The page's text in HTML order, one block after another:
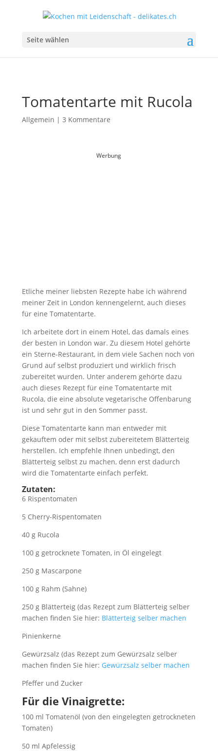
Seite wählen
Tomatentarte mit Rucola
Allgemein | 3 Kommentare
Werbung
Etliche meiner liebsten Rezepte habe ich während
meiner Zeit in London kennengelernt, auch dieses
für eine Tomatentarte.
Ich arbeitete dort in einem Hotel, das damals eines
der besten in London war. Zu diesem Hotel gehörte
ein Sterne-Restaurant, in dem viele Sachen noch von
Grund auf selbst produziert und wirklich frisch
zubereitet wurden. Unter anderem gehörte dazu
auch dieses Rezept für eine Tomatentarte mit
Rucola, die eine absolute vegetarische Offenbarung
ist und sehr gut in den Sommer passt.
Diese Tomatentarte kann man entweder mit
gekauftem oder mit selbst zubereitetem Blätterteig
herstellen. Ich empfehle Ihnen unbedingt, den
Blätterteig selbst zu machen, denn erst dadurch
wird die Tomatentarte einfach perfekt.
Zutaten:
6 Rispentomaten
5 Cherry-Rispentomaten
40 g Rucola
100 g getrocknete Tomaten, in Öl eingelegt
250 g Mascarpone
100 g Rahm (Sahne)
250 g Blätterteig (das Rezept zum Blätterteig selber
machen finden Sie hier: Blätterteig selber machen
Pinienkerne
Gewürzsalz (das Rezept zum Gewürzsalz selber
machen finden Sie hier: Gewürzsalz selber machen
Pfeffer und Zucker
Für die Vinaigrette:
100 ml Tomatenöl (von den eingelegten getrockneten
Tomaten)
50 ml Apfelessig